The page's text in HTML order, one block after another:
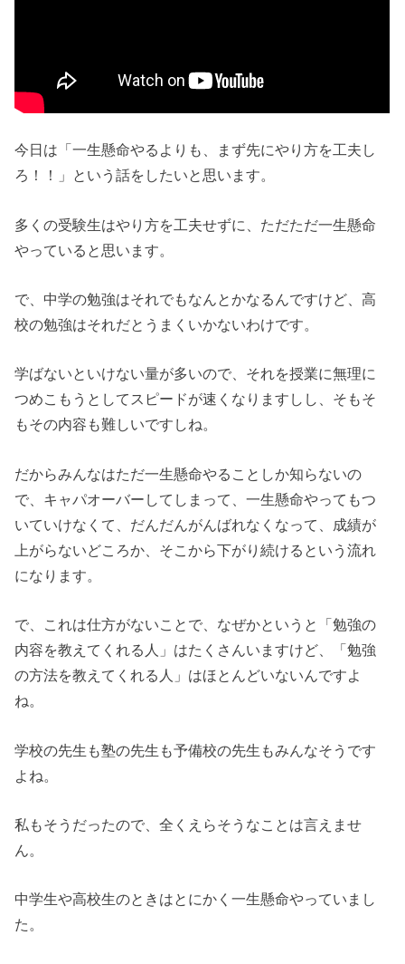
今日は「一生懸命やるよりも、まず先にやり方を工夫し
ろ！！」という話をしたいと思います。
多くの受験生はやり方を工夫せずに、ただただ一生懸命
やっていると思います。
で、中学の勉強はそれでもなんとかなるんですけど、高
校の勉強はそれだとうまくいかないわけです。
学ばないといけない量が多いので、それを授業に無理に
つめこもうとしてスピードが速くなりますしし、そもそ
もその内容も難しいですしね。
だからみんなはただ一生懸命やることしか知らないの
で、キャパオーバーしてしまって、一生懸命やってもつ
いていけなくて、だんだんがんばれなくなって、成績が
上がらないどころか、そこから下がり続けるという流れ
になります。
で、これは仕方がないことで、なぜかというと「勉強の
内容を教えてくれる人」はたくさんいますけど、「勉強
の方法を教えてくれる人」はほとんどいないんですよ
ね。
学校の先生も塾の先生も予備校の先生もみんなそうです
よね。
私もそうだったので、全くえらそうなことは言えませ
ん。
中学生や高校生のときはとにかく一生懸命やっていまし
た。